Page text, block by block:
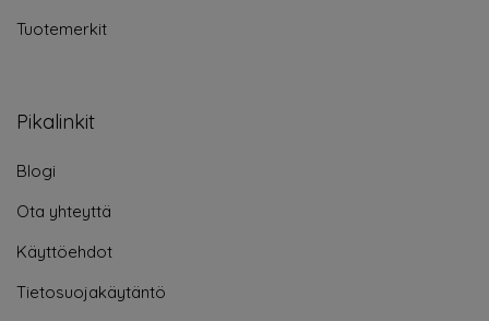
Tuotemerkit
Pikalinkit
Blogi
Ota yhteyttä
Käyttöehdot
Tietosuojakäytäntö